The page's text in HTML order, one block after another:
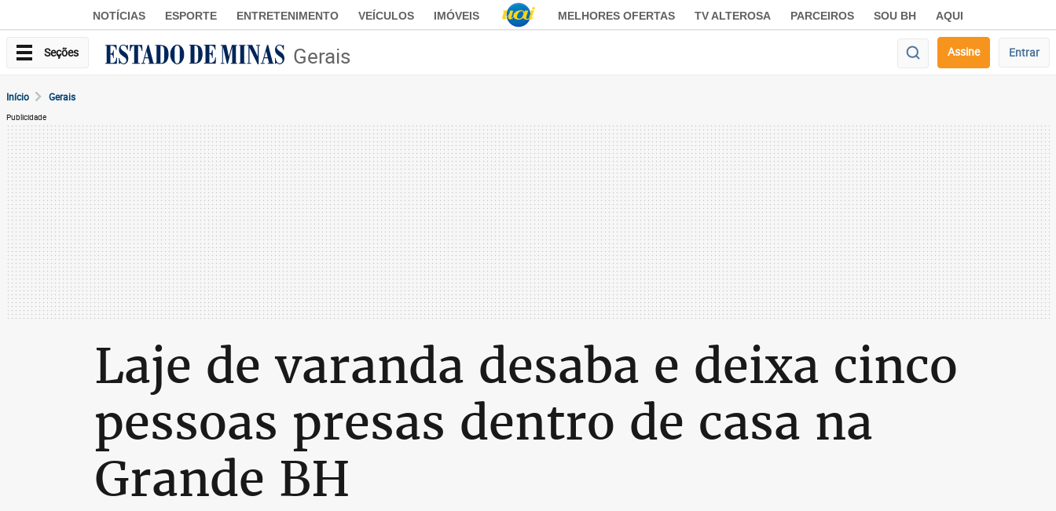
NOTÍCIAS ESPORTE ENTRETENIMENTO VEÍCULOS IMÓVEIS MELHORES OFERTAS TV ALTEROSA PARCEIROS SOU BH AQUI
Seções Gerais Assine Entrar
Início Gerais
Publicidade
Laje de varanda desaba e deixa cinco
pessoas presas dentro de casa na
Grande BH